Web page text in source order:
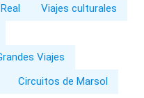
Viajes culturales
Viajes
Circuitos de Marsol